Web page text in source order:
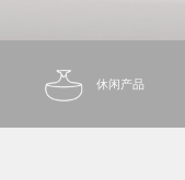
休闲产品